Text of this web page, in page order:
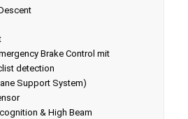
Brake Control mit
detection
Support System)
& High Beam